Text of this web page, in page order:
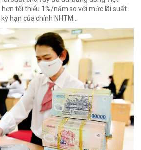
hơn tối thiểu 1%/năm so với mức lãi suất
hạn của chính NHTM...